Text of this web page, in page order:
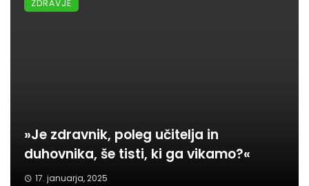
»Je zdravnik, poleg učitelja in
duhovnika, še tisti, ki ga vikamo?«
17. januarja, 2025
ZDRAVJE